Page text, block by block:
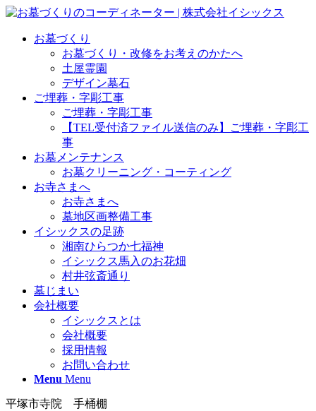
お墓づくり
お墓づくり・改修をお考えのかたへ
土屋霊園
デザイン墓石
ご埋葬・字彫工事
ご埋葬・字彫工事
【TEL受付済ファイル送信のみ】ご埋葬・字彫工
事
お墓メンテナンス
お墓クリーニング・コーティング
お寺さまへ
お寺さまへ
墓地区画整備工事
イシックスの足跡
湘南ひらつか七福神
イシックス馬入のお花畑
村井弦斎通り
墓じまい
会社概要
イシックスとは
会社概要
採用情報
お問い合わせ
Menu Menu
平塚市寺院 手桶棚